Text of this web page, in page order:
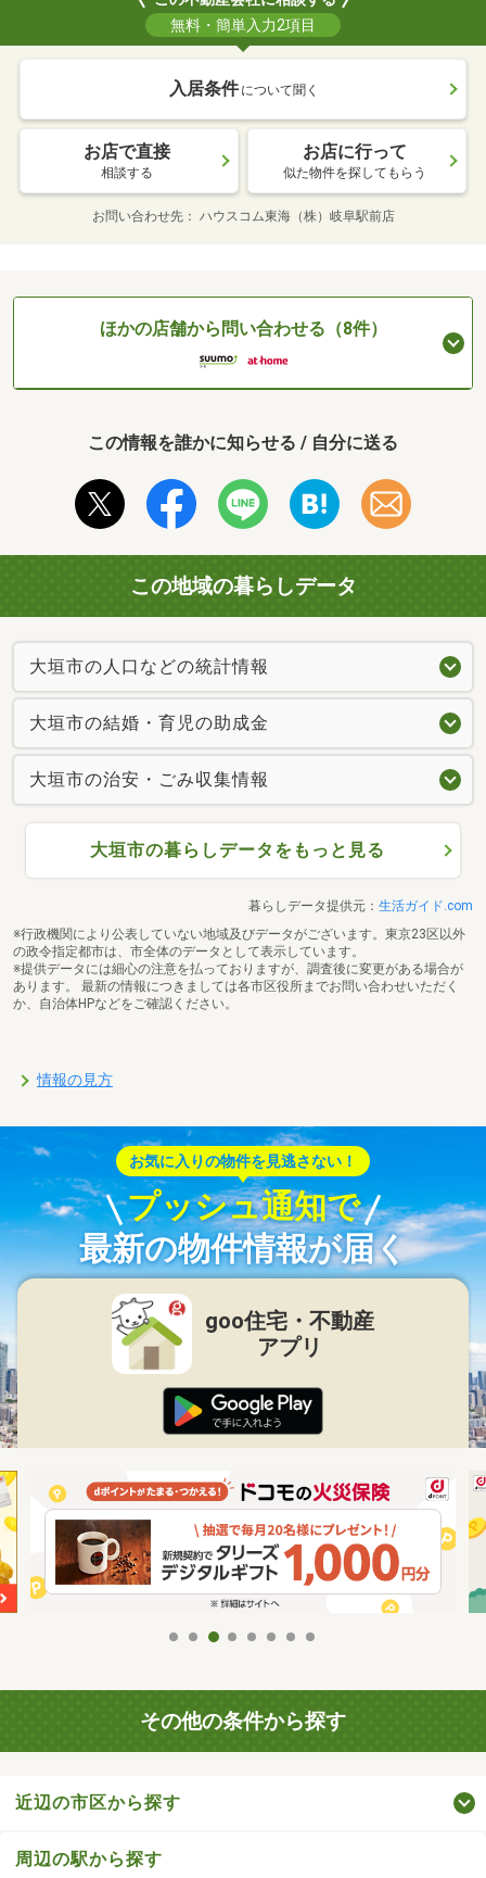
無料・簡単入力2項目
入居条件 について聞く
お店で直接
相談する
お店に行って
似た物件を探してもらう
お問い合わせ先 ハウスコム東海（株）岐阜駅前店
ほかの店舗から問い合わせる（8件）
この情報を誰かに知らせる / 自分に送る
この地域の暮らしデータ
大垣市の人口などの統計情報
大垣市の結婚・育児の助成金
大垣市の治安・ごみ収集情報
大垣市の暮らしデータをもっと見る
暮らしデータ提供元： 生活ガイド.com
※行政機関により公表していない地域及びデータがございます。東京23区以外
の政令指定都市は、市全体のデータとして表示しています。
※提供データには細心の注意を払っておりますが、調査後に変更がある場合が
あります。 最新の情報につきましては各市区役所までお問い合わせいただく
か、自治体HPなどをご確認ください。
情報の見方
お気に入りの物件を見逃さない！
プッシュ通知で
最新の物件情報が届く
goo住宅・不動産
アプリ
その他の条件から探す
近辺の市区から探す
周辺の駅から探す